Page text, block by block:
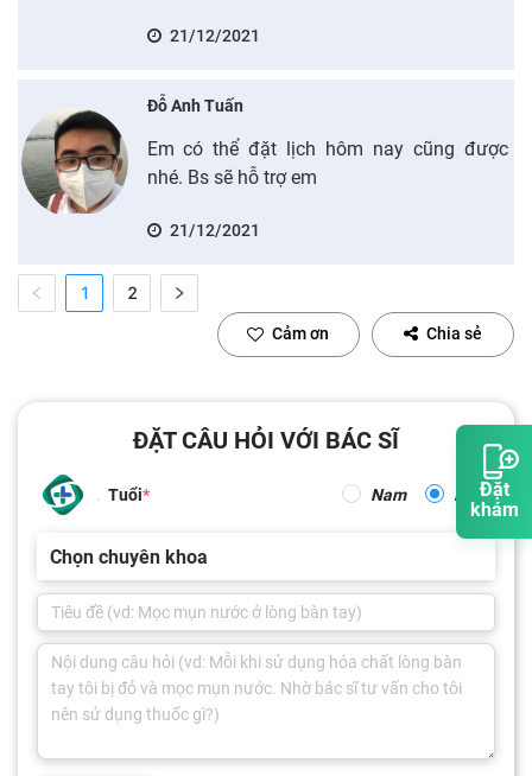
Đặt
khám
21/12/2021
Đỗ Anh Tuấn
Em có thể đặt lịch hôm nay cũng được
nhé. Bs sẽ hỗ trợ em
21/12/2021
1 2
Cảm ơn Chia sẻ
ĐẶT CÂU HỎI VỚI BÁC SĨ
Tuổi Nam Nữ
Chọn chuyên khoa